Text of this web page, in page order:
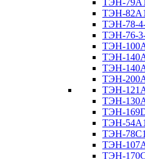
ТЭН-
ТЭН-
ТЭН-78-
ТЭН-76-3-
ТЭН-
ТЭН-
ТЭН-
ТЭН-
ТЭН-
ТЭН-
ТЭН-
ТЭН-
ТЭН-
ТЭН-
ТЭН-